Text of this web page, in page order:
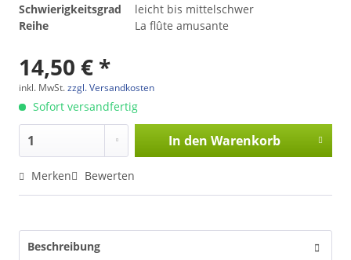
Schwierigkeitsgrad
leicht bis mittelschwer
Reihe
La flûte amusante
14,50 € *
inkl. MwSt.zzgl. Versandkosten
Sofort versandfertig
In den Warenkorb
Merken Bewerten
Beschreibung